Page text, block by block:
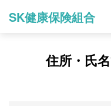
SK健康保険組合
住所・氏